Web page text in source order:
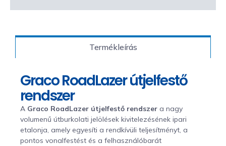
Termékleírás
Graco RoadLazer útjelfestő
rendszer
A Graco RoadLazer útjelfestő rendszer a nagy
volumenű útburkolati jelölések kivitelezésének ipari
etalonja, amely egyesíti a rendkívüli teljesítményt, a
pontos vonalfestést és a felhasználóbarát